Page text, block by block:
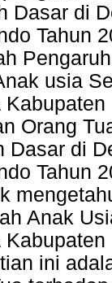
Dasar di
Tahun
usia
Orang
Dasar di
Tahun
Anak
ini